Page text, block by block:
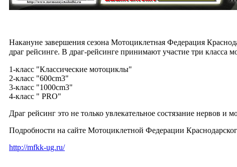
Накануне завершения сезона Мотоциклетная Федерация
драг рейсинге. В драг-рейсинге принимают участие три класса
1-класс "Классические мотоциклы"
2-класс "600cm3"
3-класс "1000cm3"
4-класс " PRO"
Драг рейсинг это не только увлекательное состязание нервов и
Подробности на сайте Мотоциклетной Федерации
http://mfkk-ug.ru/